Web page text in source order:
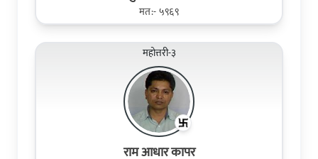
मत:- ५९६९
महोत्तरी-३
राम आधार कापर